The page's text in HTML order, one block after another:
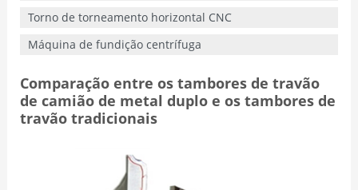
Torno de torneamento horizontal CNC
Máquina de fundição centrífuga
Comparação entre os tambores de travão
de camião de metal duplo e os tambores de
travão tradicionais